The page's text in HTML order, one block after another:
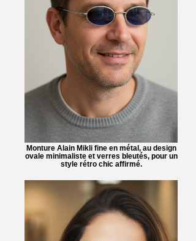
Monture Alain Mikli fine en métal, au design
ovale minimaliste et verres bleutés, pour un
style rétro chic affirmé.